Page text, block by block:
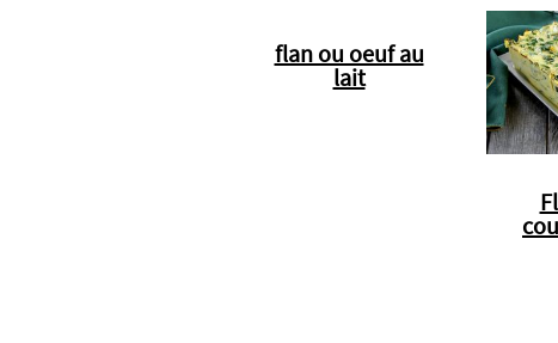
flan ou oeuf au
lait